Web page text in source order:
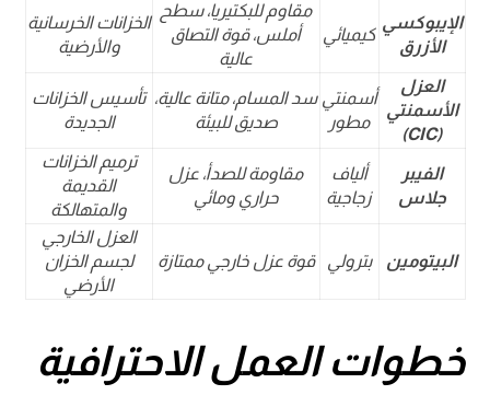
الإيبوكسي
الأزرق
كيميائي
مقاوم للبكتيريا، سطح
أملس، قوة التصاق
عالية
الخزانات الخرسانية
والأرضية
العزل
الأسمنتي
(CIC)
أسمنتي
مطور
سد المسام، متانة عالية،
صديق للبيئة
تأسيس الخزانات
الجديدة
الفيبر
جلاس
ألياف
زجاجية
مقاومة للصدأ، عزل
حراري ومائي
ترميم الخزانات
القديمة
والمتهالكة
البيتومين بترولي قوة عزل خارجي ممتازة
العزل الخارجي
لجسم الخزان
الأرضي
خطوات العمل الاحترافية